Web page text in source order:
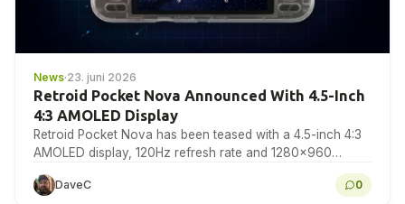
News·23. juni 2026
Retroid Pocket Nova Announced With 4.5-Inch
4:3 AMOLED Display
Retroid Pocket Nova has been teased with a 4.5-inch 4:3
AMOLED display, 120Hz refresh rate and 1280×960
DaveC 0